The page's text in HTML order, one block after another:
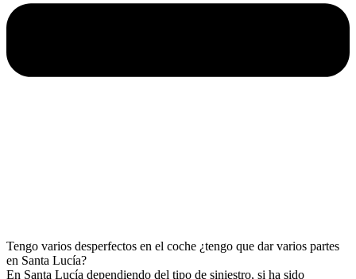
Tengo varios desperfectos en el coche ¿tengo que dar varios partes
en Santa Lucía?
En Santa Lucía dependiendo del tipo de siniestro, si ha sido